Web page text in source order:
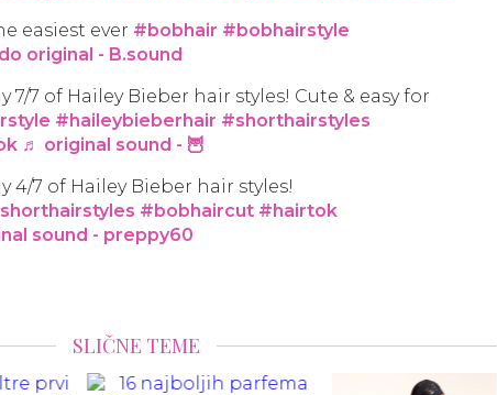
easiest ever #bobhair #bobhairstyle
original - B.sound
7/7 of Hailey Bieber hair styles! Cute & easy for
#haileybieberhair #shorthairstyles
♬ original sound - 🦉
4/7 of Hailey Bieber hair styles!
#bobhaircut #hairtok
sound - preppy60
SLIČNE TEME